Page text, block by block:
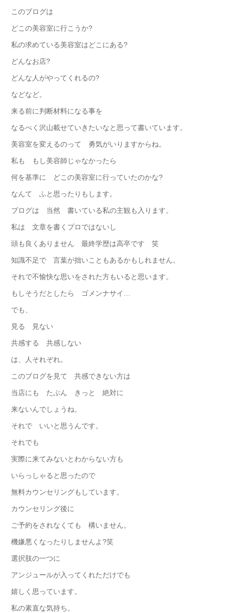
このブログは
どこの美容室に行こうか?
私の求めている美容室はどこにある?
どんなお店?
どんな人がやってくれるの?
などなど。
来る前に判断材料になる事を
なるべく沢山載せていきたいなと思って書いています。
美容室を変えるのって 勇気がいりますからね。
私も もし美容師じゃなかったら
何を基準に どこの美容室に行っていたのかな?
なんて ふと思ったりもします。
ブログは 当然 書いている私の主観も入ります。
私は 文章を書くプロではないし
頭も良くありません 最終学歴は高卒です 笑
知識不足で 言葉が拙いこともあるかもしれません。
それで不愉快な思いをされた方もいると思います。
もしそうだとしたら ゴメンナサイ…
でも、
見る 見ない
共感する 共感しない
は、人それぞれ。
このブログを見て 共感できない方は
当店にも たぶん きっと 絶対に
来ないんでしょうね。
それで いいと思うんです。
それでも
実際に来てみないとわからない方も
いらっしゃると思ったので
無料カウンセリングもしています。
カウンセリング後に
ご予約をされなくても 構いません。
機嫌悪くなったりしませんよ?笑
選択肢の一つに
アンジュールが入ってくれただけでも
嬉しく思っています。
私の素直な気持ち。